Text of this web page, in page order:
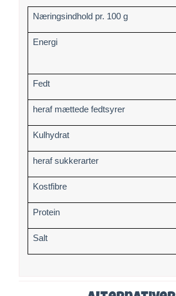
Næringsindhold pr. 100 g
Energi
Fedt
heraf mættede fedtsyrer
Kulhydrat
heraf sukkerarter
Kostfibre
Protein
Salt